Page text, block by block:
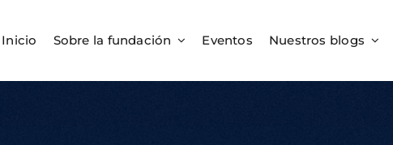
Inicio Sobre la fundación Eventos Nuestros blogs